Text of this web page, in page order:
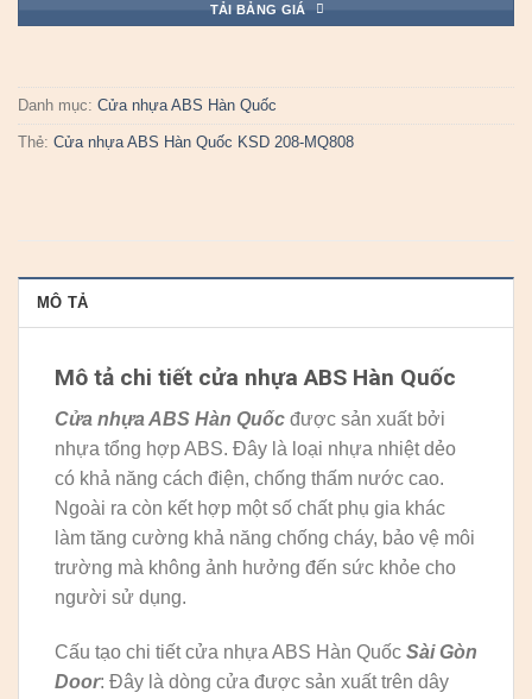
TẢI BẢNG GIÁ
Danh mục: Cửa nhựa ABS Hàn Quốc
Thẻ: Cửa nhựa ABS Hàn Quốc KSD 208-MQ808
MÔ TẢ
Mô tả chi tiết cửa nhựa ABS Hàn Quốc
Cửa nhựa ABS Hàn Quốc được sản xuất bởi
nhựa tổng hợp ABS. Đây là loại nhựa nhiệt dẻo
có khả năng cách điện, chống thấm nước cao.
Ngoài ra còn kết hợp một số chất phụ gia khác
làm tăng cường khả năng chống cháy, bảo vệ môi
trường mà không ảnh hưởng đến sức khỏe cho
người sử dụng.
Cấu tạo chi tiết cửa nhựa ABS Hàn Quốc Sài Gòn
Door: Đây là dòng cửa được sản xuất trên dây